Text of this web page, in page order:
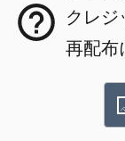
クレジ
再配布